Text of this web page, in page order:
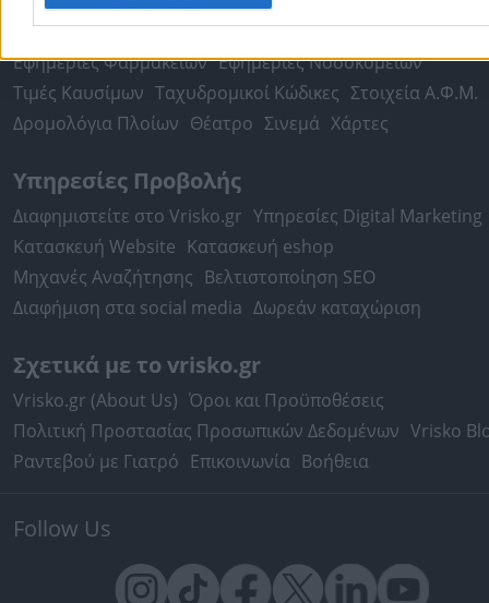
Χρήσιμα Σήμερα
Εφημερίες Φαρμακείων Εφημερίες Νοσοκομείων
Τιμές Καυσίμων Ταχυδρομικοί Κώδικες Στοιχεία Α.Φ.Μ.
Δρομολόγια Πλοίων Θέατρο Σινεμά Χάρτες
Υπηρεσίες Προβολής
Διαφημιστείτε στο Vrisko.gr Υπηρεσίες Digital Marketing
Κατασκευή Website Κατασκευή eshop
Μηχανές Αναζήτησης Βελτιστοποίηση SEO
Διαφήμιση στα social media Δωρεάν καταχώριση
Σχετικά με το vrisko.gr
Vrisko.gr (About Us) Όροι και Προϋποθέσεις
Πολιτική Προστασίας Προσωπικών Δεδομένων Vrisko
Ραντεβού με Γιατρό Επικοινωνία Βοήθεια
Follow Us